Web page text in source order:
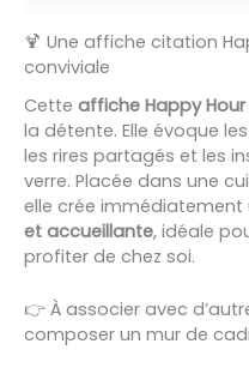
🍹 Une affiche citation
conviviale
Cette affiche Happy Hour
la détente. Elle évoque
les rires partagés et les
verre. Placée dans une
elle crée immédiatement
et accueillante, idéale
profiter de chez soi.
👉 À associer avec
composer un mur de